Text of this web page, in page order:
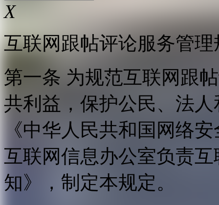
X
互联网跟帖评论服务管理
第一条 为规范互联网跟
共利益，保护公民、法
《中华人民共和国网络
互联网信息办公室负责
知》，制定本规定。